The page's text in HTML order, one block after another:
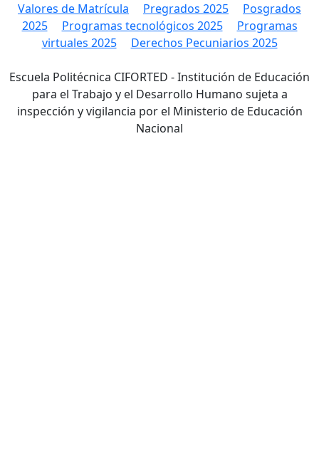
Valores de Matrícula Pregrados 2025
Posgrados
2025
Programas tecnológicos 2025
Programas
virtuales 2025
Derechos Pecuniarios 2025
Escuela Politécnica CIFORTED - Institución de Educación
para el Trabajo y el Desarrollo Humano sujeta a
inspección y vigilancia por el Ministerio de Educación
Nacional